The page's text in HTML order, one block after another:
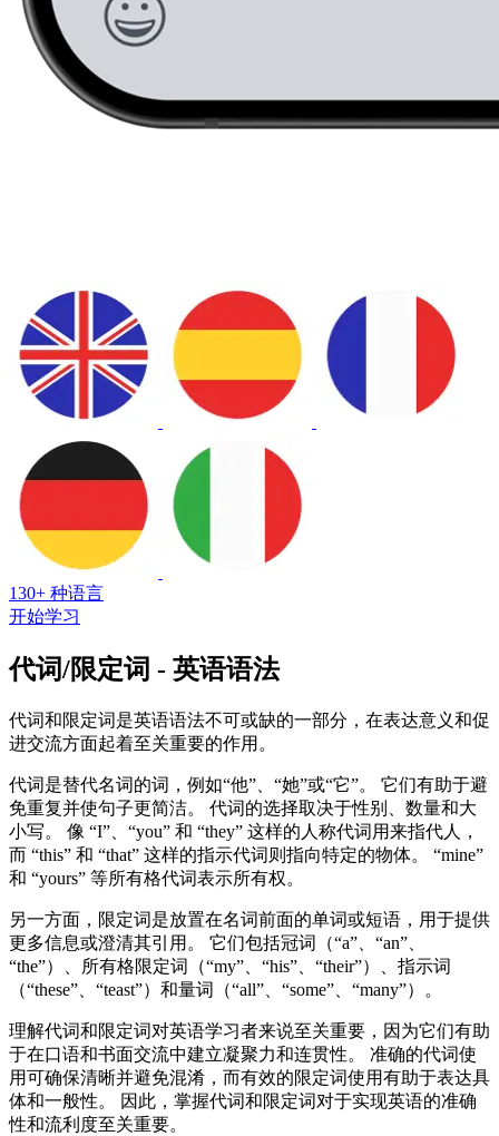
130+ 种语言
开始学习
代词/限定词 - 英语语法
代词和限定词是英语语法不可或缺的一部分，在表达意义和促
进交流方面起着至关重要的作用。
代词是替代名词的词，例如“他”、“她”或“它”。 它们有助于避
免重复并使句子更简洁。 代词的选择取决于性别、数量和大
小写。 像 “I”、“you” 和 “they” 这样的人称代词用来指代人，
而 “this” 和 “that” 这样的指示代词则指向特定的物体。 “mine”
和 “yours” 等所有格代词表示所有权。
另一方面，限定词是放置在名词前面的单词或短语，用于提供
更多信息或澄清其引用。 它们包括冠词（“a”、“an”、
“the”）、所有格限定词（“my”、“his”、“their”）、指示词
（“these”、“teast”）和量词（“all”、“some”、“many”）。
理解代词和限定词对英语学习者来说至关重要，因为它们有助
于在口语和书面交流中建立凝聚力和连贯性。 准确的代词使
用可确保清晰并避免混淆，而有效的限定词使用有助于表达具
体和一般性。 因此，掌握代词和限定词对于实现英语的准确
性和流利度至关重要。